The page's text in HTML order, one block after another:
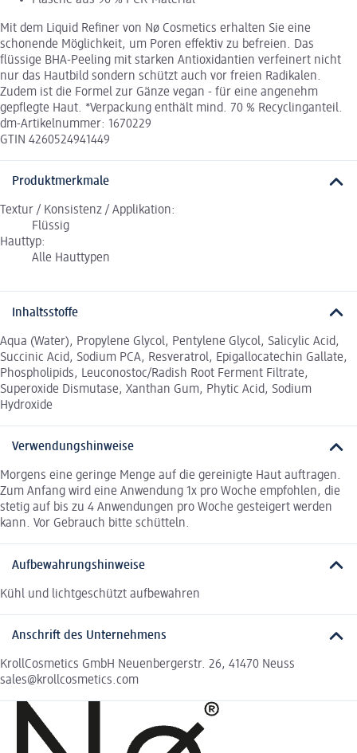
Mit dem Liquid Refiner von Nø Cosmetics erhalten Sie eine
schonende Möglichkeit, um Poren effektiv zu befreien. Das
flüssige BHA-Peeling mit starken Antioxidantien verfeinert nicht
nur das Hautbild sondern schützt auch vor freien Radikalen.
Zudem ist die Formel zur Gänze vegan - für eine angenehm
gepflegte Haut. *Verpackung enthält mind. 70 % Recyclinganteil.
dm-Artikelnummer: 1670229
GTIN 4260524941449
Produktmerkmale
Textur / Konsistenz / Applikation:
Flüssig
Hauttyp:
Alle Hauttypen
Inhaltsstoffe
Aqua (Water), Propylene Glycol, Pentylene Glycol, Salicylic Acid,
Succinic Acid, Sodium PCA, Resveratrol, Epigallocatechin Gallate,
Phospholipids, Leuconostoc/Radish Root Ferment Filtrate,
Superoxide Dismutase, Xanthan Gum, Phytic Acid, Sodium
Hydroxide
Verwendungshinweise
Morgens eine geringe Menge auf die gereinigte Haut auftragen.
Zum Anfang wird eine Anwendung 1x pro Woche empfohlen, die
stetig auf bis zu 4 Anwendungen pro Woche gesteigert werden
kann. Vor Gebrauch bitte schütteln.
Aufbewahrungshinweise
Kühl und lichtgeschützt aufbewahren
Anschrift des Unternehmens
KrollCosmetics GmbH Neuenbergerstr. 26, 41470 Neuss
sales@krollcosmetics.com